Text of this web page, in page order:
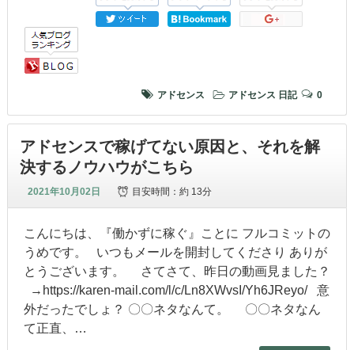
アドセンス アドセンス 日記 0
アドセンスで稼げてない原因と、それを解
決するノウハウがこちら
2021年10月02日 目安時間：約 13分
こんにちは、『働かずに稼ぐ』ことに フルコミットの
うめです。 いつもメールを開封してくださり ありが
とうございます。 さてさて、昨日の動画見ました？
→https://karen-mail.com/l/c/Ln8XWvsI/Yh6JReyo/ 意
外だったでしょ？ 〇〇ネタなんて。 〇〇ネタなん
て正直、…